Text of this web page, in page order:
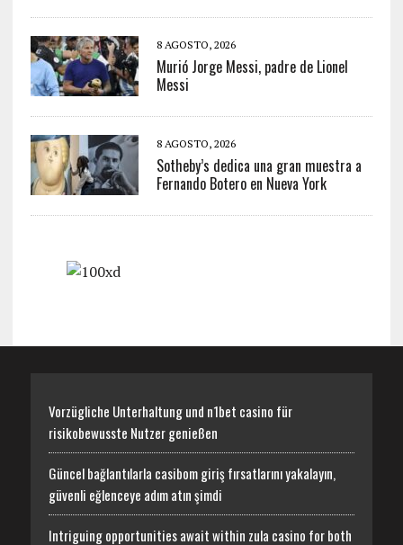
8 AGOSTO, 2026
Murió Jorge Messi, padre de Lionel
Messi
8 AGOSTO, 2026
Sotheby’s dedica una gran muestra a
Fernando Botero en Nueva York
Vorzügliche Unterhaltung und n1bet casino für
risikobewusste Nutzer genießen
Güncel bağlantılarla casibom giriş fırsatlarını yakalayın,
güvenli eğlenceye adım atın şimdi
Intriguing opportunities await within zula casino for both